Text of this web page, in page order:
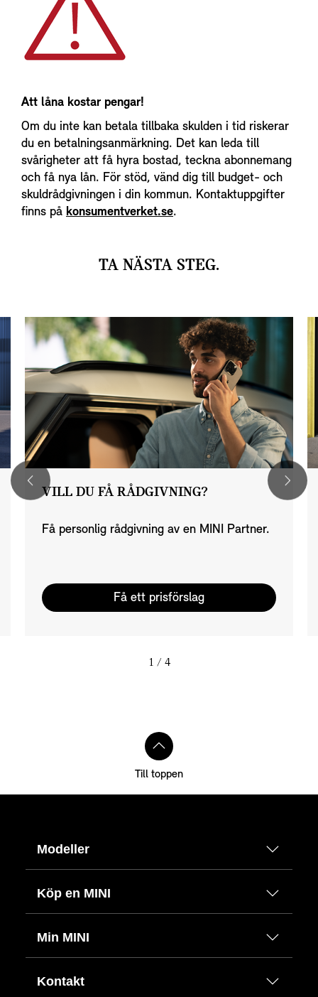
Att låna kostar pengar!
Om du inte kan betala tillbaka skulden i tid riskerar
du en betalningsanmärkning. Det kan leda till
svårigheter att få hyra bostad, teckna abonnemang
och få nya lån. För stöd, vänd dig till budget- och
skuldrådgivningen i din kommun. Kontaktuppgifter
finns på konsumentverket.se.
TA NÄSTA STEG.
VILL DU FÅ RÅDGIVNING?
Få personlig rådgivning av en MINI Partner.
Få ett prisförslag
1 / 4
Till toppen
Modeller
Köp en MINI
Min MINI
Kontakt